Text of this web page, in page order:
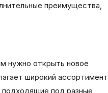
преимущества,
нужно открыть новое
широкий ассортимент
под разные